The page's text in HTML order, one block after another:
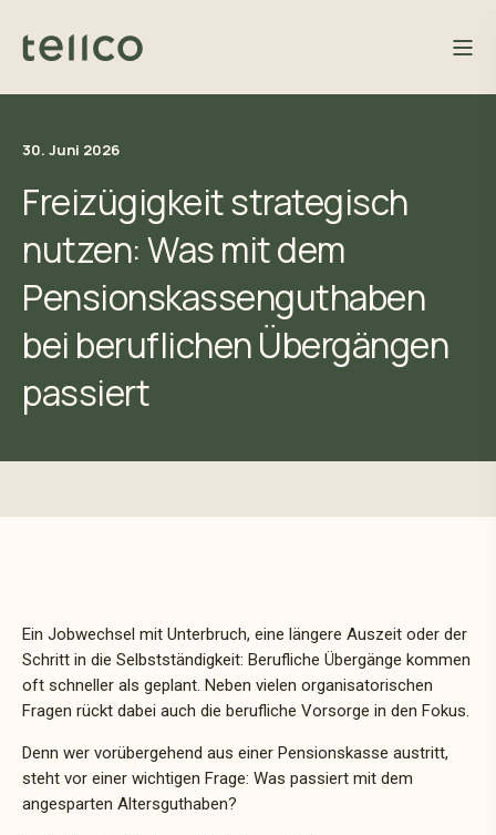
30. Juni 2026
Freizügigkeit strategisch
nutzen: Was mit dem
Pensionskassenguthaben
bei beruflichen Übergängen
passiert
Ein Jobwechsel mit Unterbruch, eine längere Auszeit oder der
Schritt in die Selbstständigkeit: Berufliche Übergänge kommen
oft schneller als geplant. Neben vielen organisatorischen
Fragen rückt dabei auch die berufliche Vorsorge in den Fokus.
Denn wer vorübergehend aus einer Pensionskasse austritt,
steht vor einer wichtigen Frage: Was passiert mit dem
angesparten Altersguthaben?